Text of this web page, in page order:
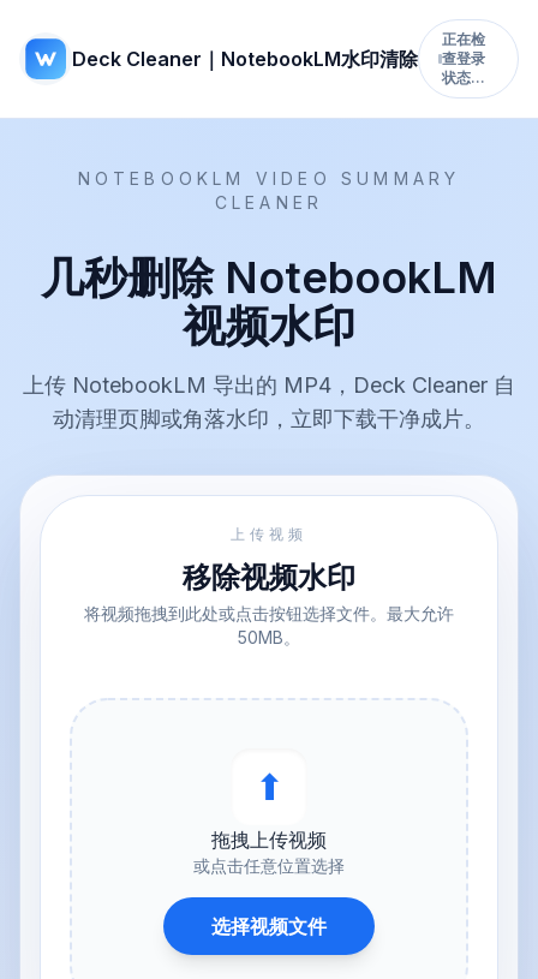
Deck Cleaner｜NotebookLM水印清除
正在检
查登录
状态…
NOTEBOOKLM VIDEO SUMMARY
CLEANER
几秒删除 NotebookLM
视频水印
上传 NotebookLM 导出的 MP4，Deck Cleaner 自
动清理页脚或角落水印，立即下载干净成片。
上传视频
移除视频水印
将视频拖拽到此处或点击按钮选择文件。最大允许
50MB。
⬆︎
拖拽上传视频
或点击任意位置选择
选择视频文件